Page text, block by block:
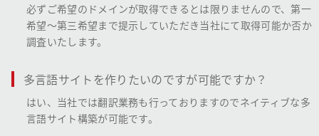
必ずご希望のドメインが取得できるとは限りませんので、第一
希望～第三希望まで提示していただき当社にて取得可能か否か
調査いたします。
多言語サイトを作りたいのですが可能ですか？
はい、当社では翻訳業務も行っておりますのでネイティブな多
言語サイト構築が可能です。